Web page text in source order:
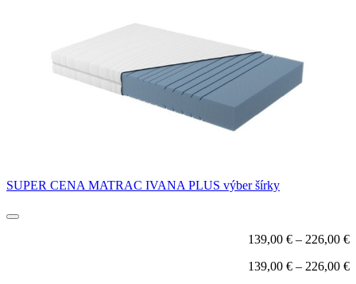
SUPER CENA MATRAC IVANA PLUS výber šírky
139,00 € – 226,00 €
139,00 € – 226,00 €